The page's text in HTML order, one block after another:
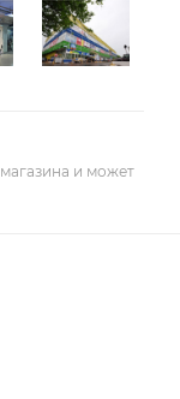
и может